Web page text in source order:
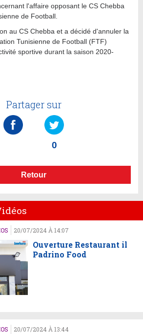
l'affaire opposant le CS Chebba
de Football.
au CS Chebba et a décidé d'annuler la
Tunisienne de Football (FTF)
sportive durant la saison 2020-
Partager sur
0
Retour
20/07/2024 À 14:07
Ouverture Restaurant il
Padrino Food
20/07/2024 À 13:44